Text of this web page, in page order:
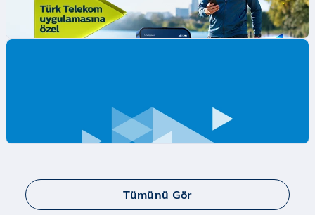
Muud Premium, Tivibu GO ve McAfee ile dijital
dünyanın tadını çıkarın!
İncele
Kazandıran Adımlar
Tümünü Gör